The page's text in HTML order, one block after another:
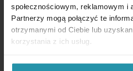
społecznościowym, reklamowym i
Partnerzy mogą połączyć te
otrzymanymi od Ciebie lub
korzystania z ich usług.